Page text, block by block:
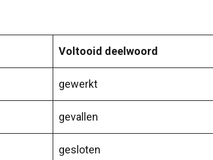
Voltooid deelwoord
gewerkt
gevallen
gesloten